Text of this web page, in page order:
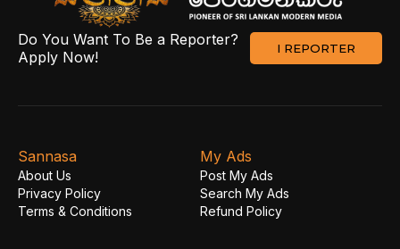
Do You Want To Be a Reporter?
Apply Now!
I REPORTER
Sannasa
About Us
Privacy Policy
Terms & Conditions
My Ads
Post My Ads
Search My Ads
Refund Policy